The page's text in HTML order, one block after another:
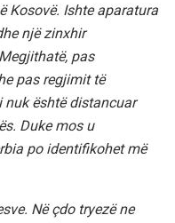
Kosovë. Ishte aparatura
një zinxhir
pas
pas regjimit të
nuk është distancuar
Duke mos u
po identifikohet më
Në çdo tryezë ne